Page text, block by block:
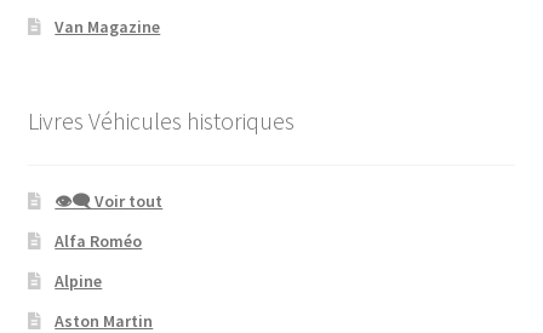
Van Magazine
Livres Véhicules historiques
👁‍🗨 Voir tout
Alfa Roméo
Alpine
Aston Martin